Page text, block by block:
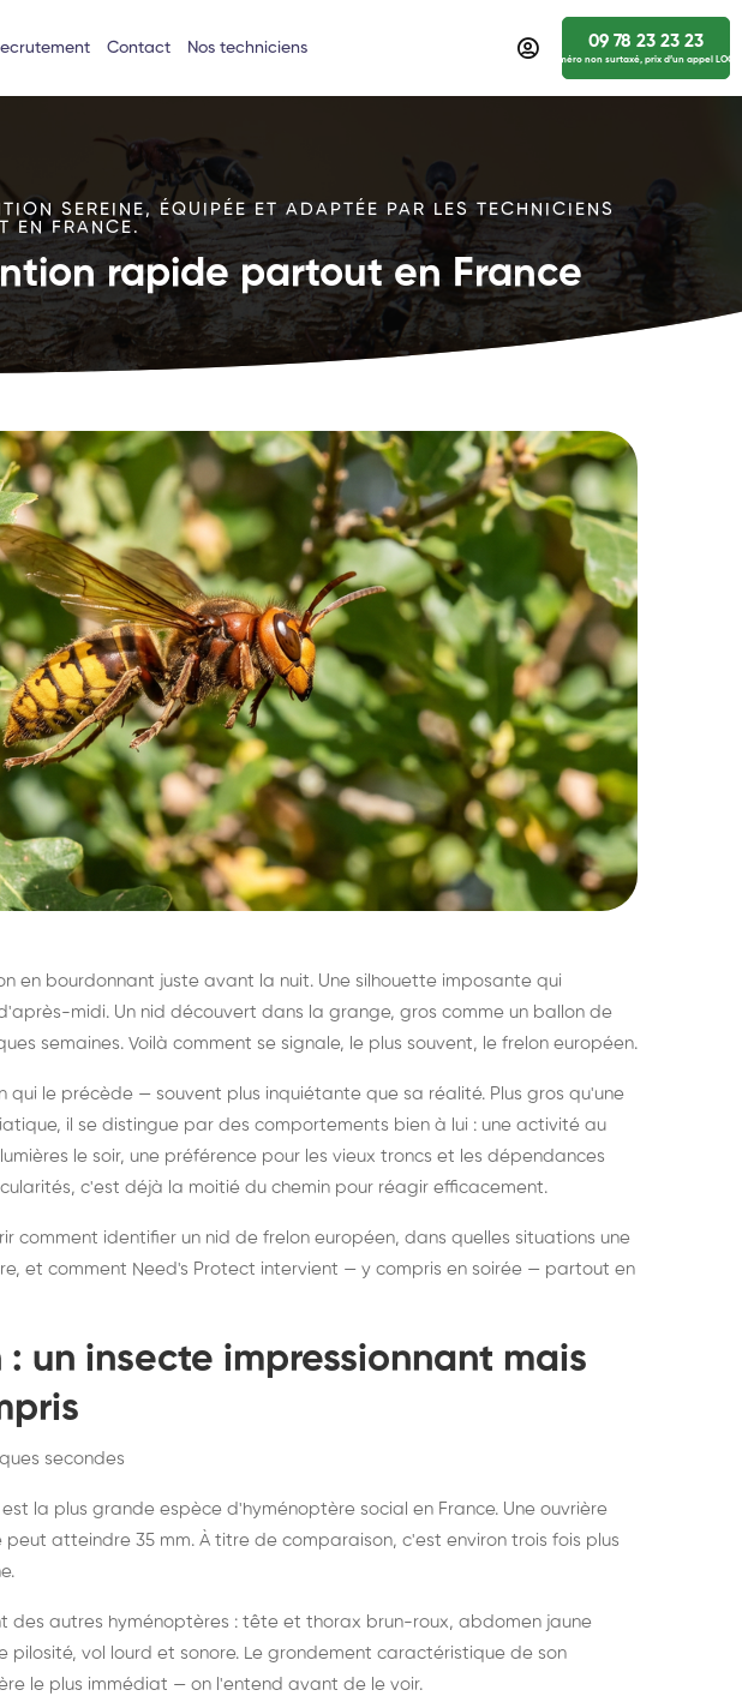
Contact Nos techniciens 09 78 23 23 23
numéro non surtaxé, prix d’un appel
SEREINE, ÉQUIPÉE ET ADAPTÉE PAR LES TECHNICIENS
EN FRANCE.
rapide partout en France
Dératisation : éliminer
durablement rats et
souris, partout en France
en bourdonnant juste avant la nuit. Une silhouette imposante qui
midi. Un nid découvert dans la grange, gros comme un ballon de
semaines. Voilà comment se signale, le plus souvent, le frelon européen.
le précède — souvent plus inquiétante que sa réalité. Plus gros qu'une
il se distingue par des comportements bien à lui : une activité au
le soir, une préférence pour les vieux troncs et les dépendances
c'est déjà la moitié du chemin pour réagir efficacement.
comment identifier un nid de frelon européen, dans quelles situations une
et comment Need's Protect intervient — y compris en soirée — partout en
: un insecte impressionnant mais
secondes
la plus grande espèce d'hyménoptère social en France. Une ouvrière
peut atteindre 35 mm. À titre de comparaison, c'est environ trois fois plus
des autres hyménoptères : tête et thorax brun-roux, abdomen jaune
vol lourd et sonore. Le grondement caractéristique de son
le plus immédiat — on l'entend avant de le voir.